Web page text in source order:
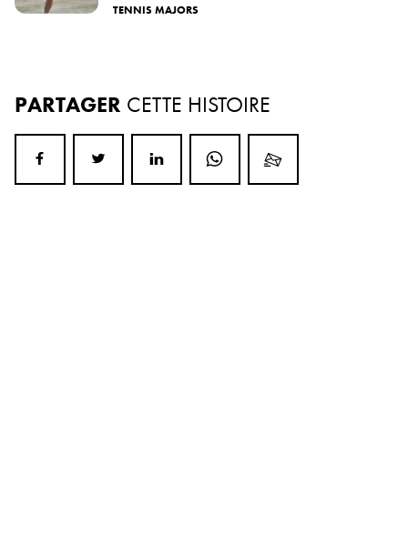
TENNIS MAJORS
PARTAGER CETTE HISTOIRE